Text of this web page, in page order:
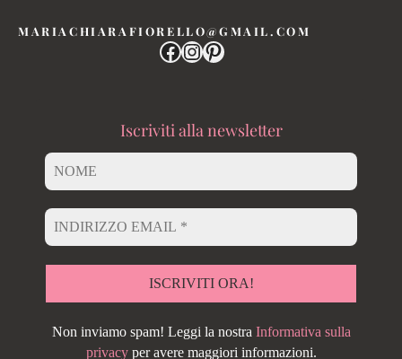
MARIACHIARAFIORELLO@GMAIL.COM
Iscriviti alla newsletter
Non inviamo spam! Leggi la nostra Informativa sulla
privacyper avere maggiori informazioni.